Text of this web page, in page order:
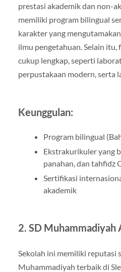
prestasi akademik dan non-
memiliki program bilingual
karakter yang
ilmu pengetahuan. Selain itu,
cukup lengkap, seperti
perpustakaan modern, serta
Keunggulan:
Program bilingual
Ekstrakurikuler yang
panahan, dan tahfidz
Sertifikasi
akademik
2. SD Muhammadiyah
Sekolah ini memiliki reputasi
Muhammadiyah terbaik di